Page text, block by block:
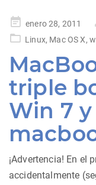
Publicado
en
enero 28, 2011
Linux, Mac OS X,
triple
Win 7
¡Advertencia! En el
accidentalmente